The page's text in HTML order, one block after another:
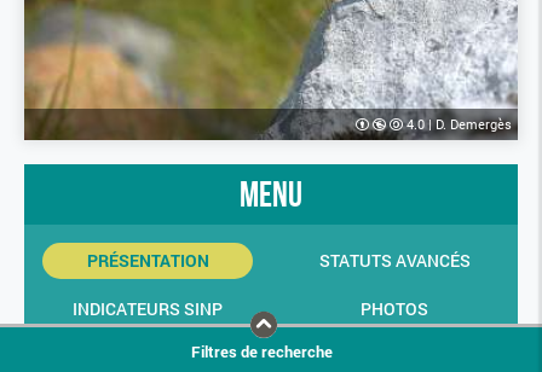
4.0|D. Demergès
menu
PRÉSENTATION STATUTS AVANCÉS
INDICATEURS SINP
PHOTOS
Filtres de recherche